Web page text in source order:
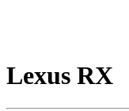
Lexus RX